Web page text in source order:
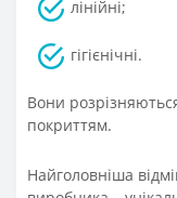
лінійні;
гігієнічні.
Вони
покриттям.
Найголовніша